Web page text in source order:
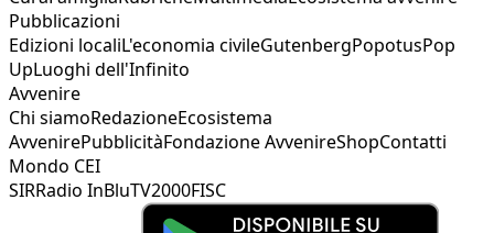
Pubblicazioni
Edizioni localiL'economia civileGutenbergPopotusPop
UpLuoghi dell'Infinito
Avvenire
Chi siamoRedazioneEcosistema
AvvenirePubblicitàFondazione AvvenireShopContatti
Mondo CEI
SIRRadio InBluTV2000FISC